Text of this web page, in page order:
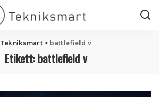
Tekniksmart> battlefield v
Etikett:battlefield v